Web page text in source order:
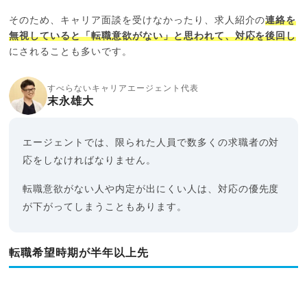
そのため、キャリア面談を受けなかったり、求人紹介の連絡を
無視していると「転職意欲がない」と思われて、対応を後回し
にされることも多いです。
すべらないキャリアエージェント代表
末永雄大
エージェントでは、限られた人員で数多くの求職者の対
応をしなければなりません。
転職意欲がない人や内定が出にくい人は、対応の優先度
が下がってしまうこともあります。
転職希望時期が半年以上先